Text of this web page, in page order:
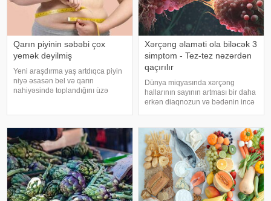
Qarın piyinin səbəbi çox
yemək deyilmiş
Yeni araşdırma yaş artdıqca piyin
niyə əsasən bel və qarın
nahiyəsində toplandığını üzə
müşahidə edir. Bu isə təkcə esteti
Xərçəng əlaməti ola biləcək 3
simptom - Tez-tez nəzərdən
qaçırılır
Dünya miqyasında xərçəng
hallarının sayının artması bir daha
erkən diaqnozun və bədənin incə
vurğulayır. Məşhur inancın əksinə
olaraq, xərçəng növləri həmişə
ağı